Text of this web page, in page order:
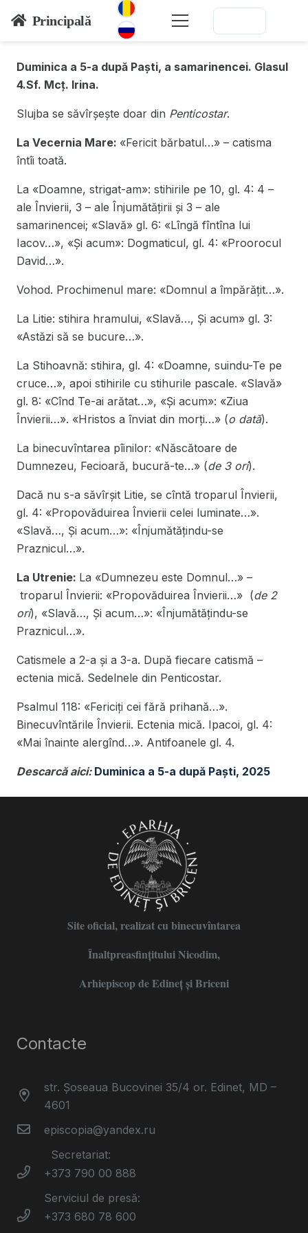
Principală
Duminica a 5-a după Paști, a samarinencei. Glasul
4.Sf. Mcț. Irina.
Slujba se săvîrșește doar din Penticostar.
La Vecernia Mare: «Fericit bărbatul…» – catisma
întîi toată.
La «Doamne, strigat-am»: stihirile pe 10, gl. 4: 4 –
ale Învierii, 3 – ale Înjumătățirii și 3 – ale
samarinencei; «Slavă» gl. 6: «Lîngă fîntîna lui
Iacov…», «Și acum»: Dogmaticul, gl. 4: «Proorocul
David…».
Vohod. Prochimenul mare: «Domnul a împărățit…».
La Litie: stihira hramului, «Slavă…, Și acum» gl. 3:
«Astăzi să se bucure…».
La Stihoavnă: stihira, gl. 4: «Doamne, suindu-Te pe
cruce…», apoi stihirile cu stihurile pascale. «Slavă»
gl. 8: «Cînd Te-ai arătat…», «Și acum»: «Ziua
Învierii…». «Hristos a înviat din morți…» (o dată).
La binecuvîntarea pîinilor: «Născătoare de
Dumnezeu, Fecioară, bucură-te…» (de 3 ori).
Dacă nu s-a săvîrșit Litie, se cîntă troparul Învierii,
gl. 4: «Propovăduirea Învierii celei luminate…».
«Slavă…, Și acum…»: «Înjumătățindu-se
Praznicul…».
La Utrenie: La «Dumnezeu este Domnul…» –
troparul Învierii: «Propovăduirea Învierii…» (de 2
ori), «Slavă…, Și acum…»: «Înjumătățindu-se
Praznicul…».
Catismele a 2-a și a 3-a. După fiecare catismă –
ectenia mică. Sedelnele din Penticostar.
Psalmul 118: «Fericiți cei fără prihană…».
Binecuvîntările Învierii. Ectenia mică. Ipacoi, gl. 4:
«Mai înainte alergînd…». Antifoanele gl. 4.
Descarcă aici: Duminica a 5-a după Paști, 2025
Site oficial, realizat cu binecuvîntarea
Înaltpreasfințitului Nicodim,
Arhiepiscop de Edineţ şi Briceni
Contacte
str. Șoseaua Bucovinei 35/4 or. Edinet, MD –
4601
episcopia@yandex.ru
Secretariat:
+373 790 00 888
Serviciul de presă:
+373 680 78 600